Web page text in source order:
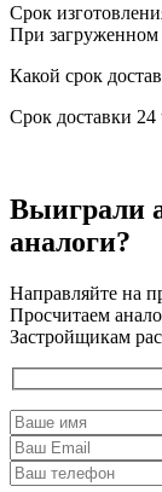
Срок
При загруженном
Какой срок
Срок доставки 24
Выиграли
аналоги?
Направляйте на
Просчитаем
Застройщикам